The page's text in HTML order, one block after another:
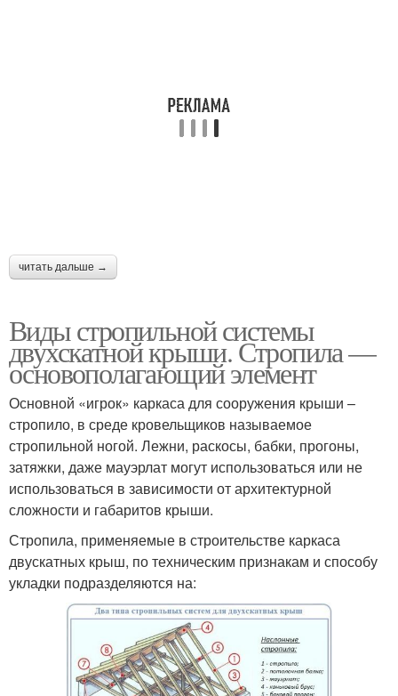
читать дальше →
Виды стропильной системы
двухскатной крыши. Стропила —
основополагающий элемент
Основной «игрок» каркаса для сооружения крыши –
стропило, в среде кровельщиков называемое
стропильной ногой. Лежни, раскосы, бабки, прогоны,
затяжки, даже мауэрлат могут использоваться или не
использоваться в зависимости от архитектурной
сложности и габаритов крыши.
Стропила, применяемые в строительстве каркаса
двускатных крыш, по техническим признакам и способу
укладки подразделяются на: